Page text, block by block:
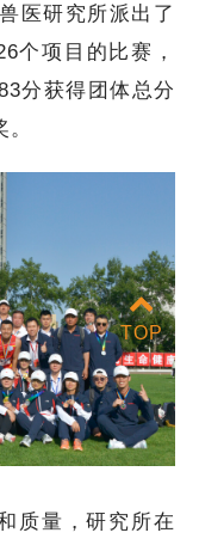
医研究所派出了
个项目的比赛，
分获得团体总分
质量，研究所在
TOP